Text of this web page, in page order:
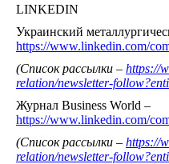
LINKEDIN
Украинский
https://www.linkedin.com/
(Список рассылки – https://
relation/newsletter-
Журнал Business World –
https://www.linkedin.com/
(Список рассылки – https://
relation/newsletter-